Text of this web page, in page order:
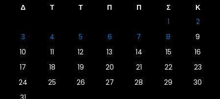
Δ Τ Τ Π Π Σ
Κ
1
2
3
4 5 6 7 8
9
10
11 12 13 14 15
16
17
18 19 20 21 22
23
24
25 26 27 28 29
30